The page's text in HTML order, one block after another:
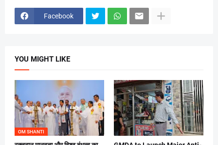
Facebook
YOU MIGHT LIKE
OM SHANTI